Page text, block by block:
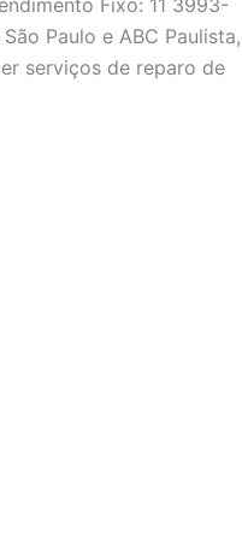
Paulo e ABC Paulista,
serviços de reparo de